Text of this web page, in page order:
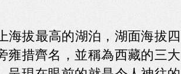
海拔最高的湖泊，湖面海拔四
雍措齊名，並稱為西藏的三大